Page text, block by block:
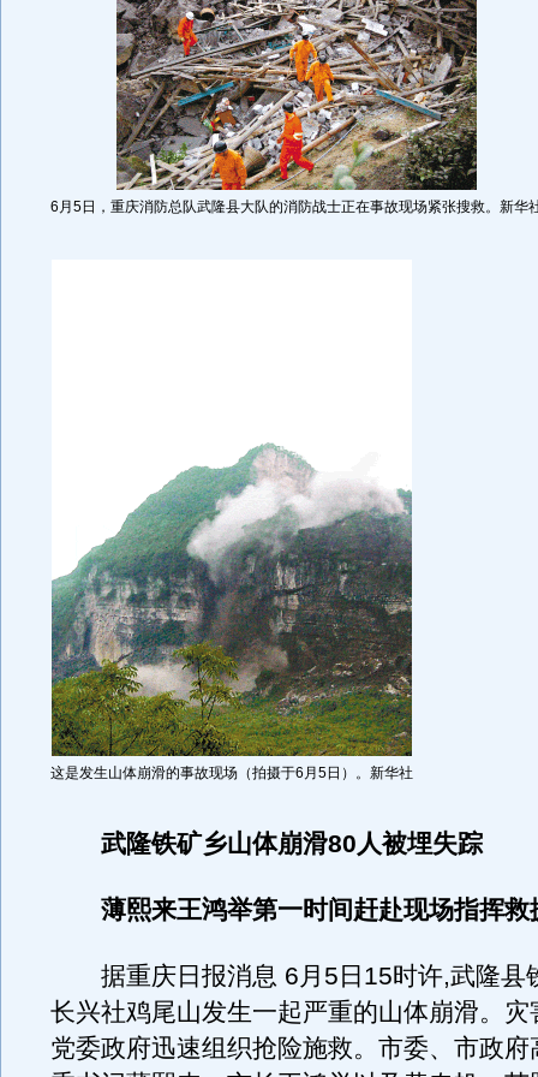
6月5日，重庆消防总队武隆县大队的消防战士正在事故现场紧张搜救。新华
这是发生山体崩滑的事故现场（拍摄于6月5日）。新华社
武隆铁矿乡山体崩滑80人被埋失踪
薄熙来王鸿举第一时间赶赴现场指挥救
据重庆日报消息 6月5日15时许,武隆县
长兴社鸡尾山发生一起严重的山体崩滑。灾
党委政府迅速组织抢险施救。市委、市政府